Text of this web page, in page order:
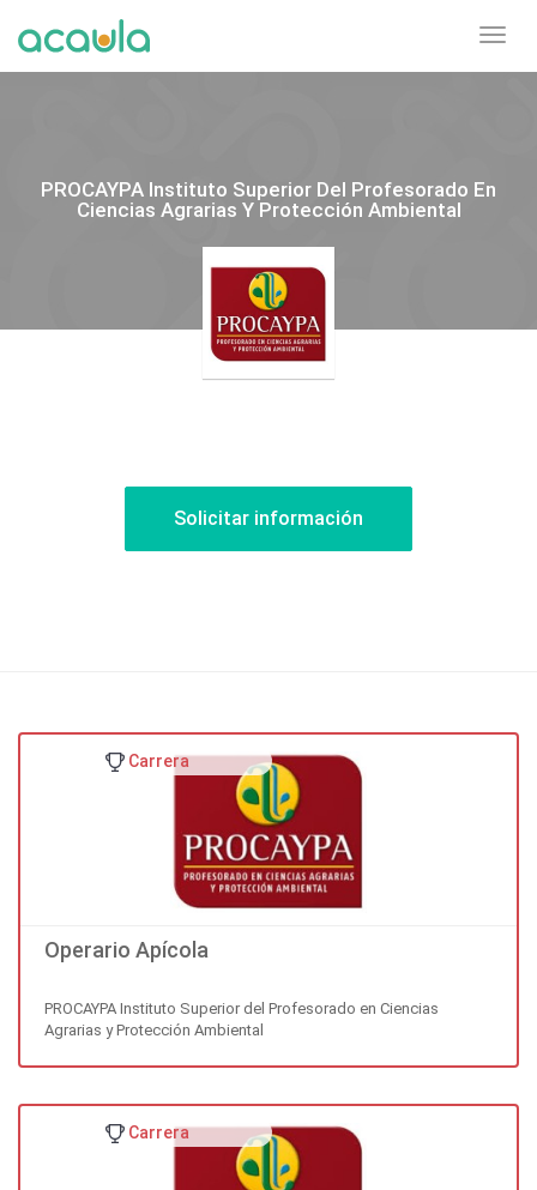
PROCAYPA Instituto Superior Del Profesorado En
Ciencias Agrarias Y Protección Ambiental
Solicitar información
Operario Apícola
PROCAYPA Instituto Superior del Profesorado en Ciencias
Agrarias y Protección Ambiental
Carrera
Carrera